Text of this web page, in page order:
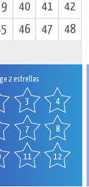
40 41
42
46 47
48
2 estrellas
3 4
7 8
11 12